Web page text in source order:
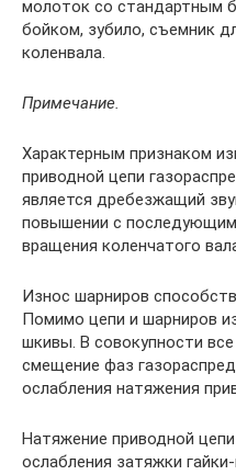
молоток со стандартным
бойком, зубило, съемник
коленвала.
Примечание.
Характерным признаком
приводной цепи
является дребезжащий
повышении с
вращения коленчатого
Износ шарниров
Помимо цепи и шарниров
шкивы. В совокупности
смещение фаз
ослабления натяжения
Натяжение приводной
ослабления затяжки